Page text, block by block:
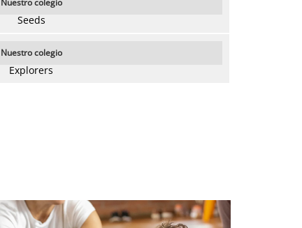
Nuestro colegio
Seeds
Nuestro colegio
Explorers